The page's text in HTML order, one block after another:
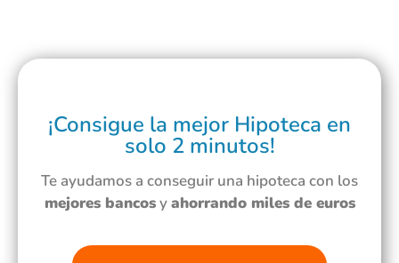
¡Consigue la mejor Hipoteca en
solo 2 minutos!
Te ayudamos a conseguir una hipoteca con los
mejores bancosyahorrando miles de euros